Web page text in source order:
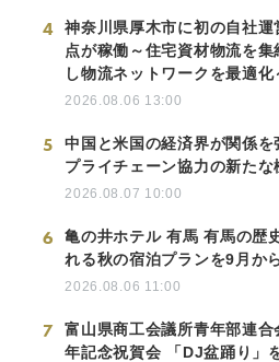
4
神奈川県厚木市に初の自社運
点が稼働～住宅資材物流を集
し物流ネットワークを最適化
2026.08.06 13:00
5
中国と米国の経済界が関係を
プライチェーン協力の新たな
2026.08.07 10:00
6
亀の井ホテル 有馬 有馬の歴
れる秋の宿泊プランを9月か
2026.08.06 11:00
7
富山県商工会議所青年部連合
年記念祝賀会 「DJ盆踊り」